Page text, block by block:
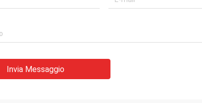
Invia Messaggio